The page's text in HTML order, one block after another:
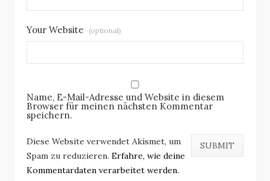
Your Website (optional)
Name, E-Mail-Adresse und Website in diesem
Browser für meinen nächsten Kommentar
speichern.
Diese Website verwendet Akismet, um
Spam zu reduzieren. Erfahre, wie deine
Kommentardaten verarbeitet werden.